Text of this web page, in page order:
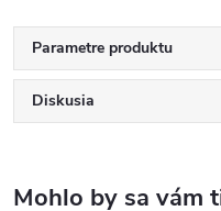
Parametre produktu
Diskusia